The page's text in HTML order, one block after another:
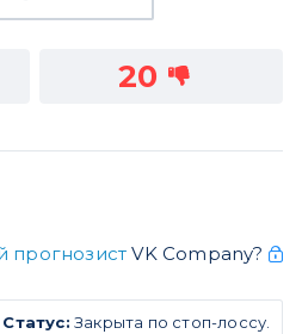
20
прогнозист VK Company?
Статус: Закрыта по стоп-лоссу.